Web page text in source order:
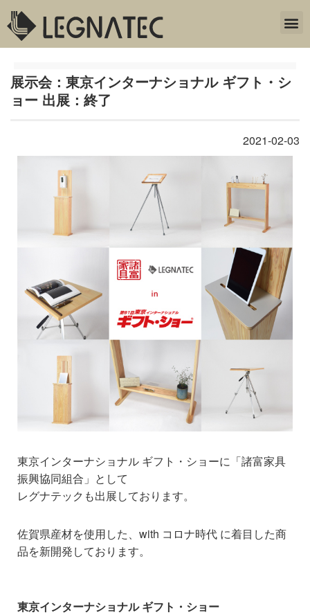
展示会：東京インターナショナル ギフト・シ
ョー 出展：終了
2021-02-03
東京インターナショナル ギフト・ショーに「諸富家具
振興協同組合」として
レグナテックも出展しております。
佐賀県産材を使用した、with コロナ時代 に着目した商
品を新開発しております。
東京インターナショナル ギフト・ショー